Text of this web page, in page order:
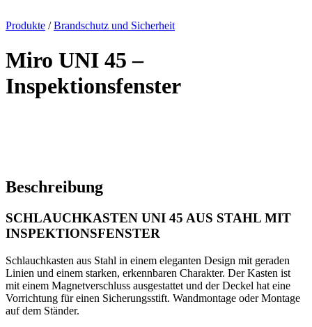
Produkte /Brandschutz und Sicherheit
Miro UNI 45 –
Inspektionsfenster
Beschreibung
SCHLAUCHKASTEN UNI 45 AUS STAHL MIT
INSPEKTIONSFENSTER
Schlauchkasten aus Stahl in einem eleganten Design mit geraden
Linien und einem starken, erkennbaren Charakter. Der Kasten ist
mit einem Magnetverschluss ausgestattet und der Deckel hat eine
Vorrichtung für einen Sicherungsstift. Wandmontage oder Montage
auf dem Ständer.